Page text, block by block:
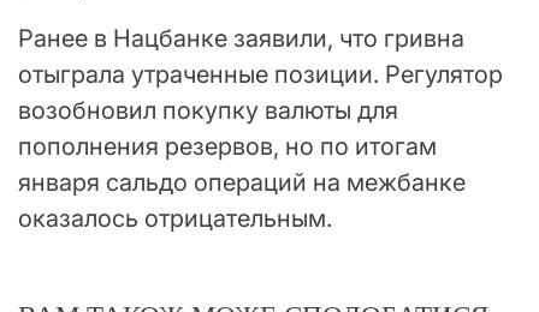
Ранее в Нацбанке заявили, что гривна
отыграла утраченные позиции. Регулятор
возобновил покупку валюты для
пополнения резервов, но по итогам
января сальдо операций на межбанке
оказалось отрицательным.